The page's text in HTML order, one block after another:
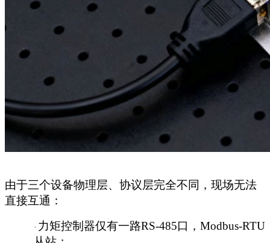
由于三个设备物理层、协议层完全不同，现场无法
直接互通：
· 力矩控制器仅有一路RS-485口，Modbus-RTU